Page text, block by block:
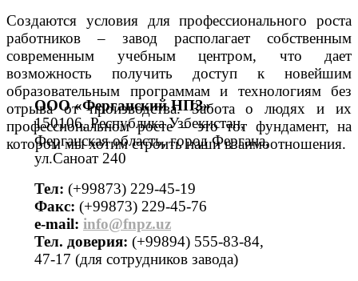
Создаются условия для профессионального роста
работников – завод располагает собственным
современным учебным центром, что дает
возможность получить доступ к новейшим
образовательным программам и технологиям без
отрыва от производства. Забота о людях и их
профессиональном росте – это тот фундамент, на
котором мы хотим строить наши взаимоотношения.
ООО «Ферганский НПЗ»
150106, Республика Узбекистан,
Ферганская область, город Фергана,
ул.Саноат 240
Тел: (+99873) 229-45-19
Факс: (+99873) 229-45-76
е-mail: info@fnpz.uz
Тел. доверия: (+99894) 555-83-84,
47-17 (для сотрудников завода)